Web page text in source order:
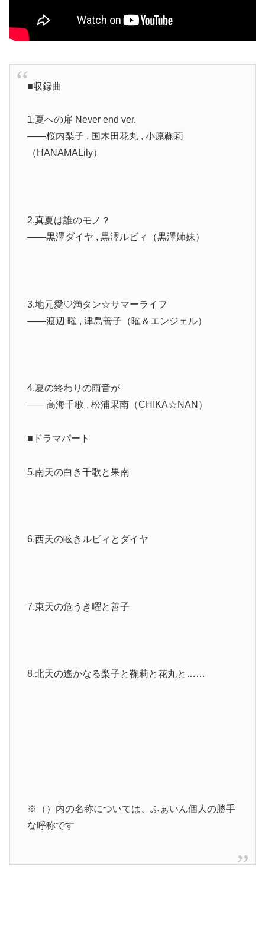
■収録曲
1.夏への扉 Never end ver.
――桜内梨子 , 国木田花丸 , 小原鞠莉
（HANAMALily）
2.真夏は誰のモノ？
――黒澤ダイヤ , 黒澤ルビィ（黒澤姉妹）
3.地元愛♡満タン☆サマーライフ
――渡辺 曜 , 津島善子（曜＆エンジェル）
4.夏の終わりの雨音が
――高海千歌 , 松浦果南（CHIKA☆NAN）
■ドラマパート
5.南天の白き千歌と果南
6.西天の眩きルビィとダイヤ
7.東天の危うき曜と善子
8.北天の遙かなる梨子と鞠莉と花丸と……
※（）内の名称については、ふぁいん個人の勝手
な呼称です